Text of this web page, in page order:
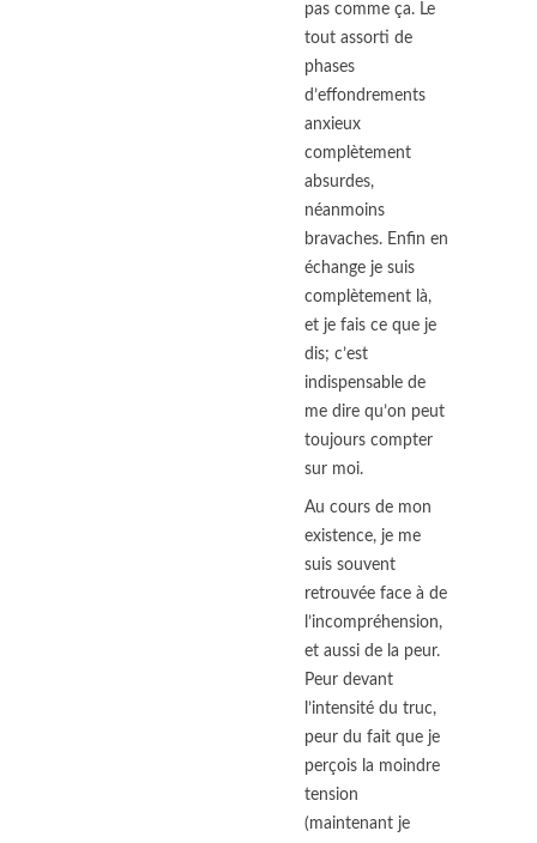
pas comme ça. Le
tout assorti de
phases
d’effondrements
anxieux
complètement
absurdes,
néanmoins
bravaches. Enfin en
échange je suis
complètement là,
et je fais ce que je
dis; c’est
indispensable de
me dire qu’on peut
toujours compter
sur moi.
Au cours de mon
existence, je me
suis souvent
retrouvée face à de
l’incompréhension,
et aussi de la peur.
Peur devant
l’intensité du truc,
peur du fait que je
perçois la moindre
tension
(maintenant je